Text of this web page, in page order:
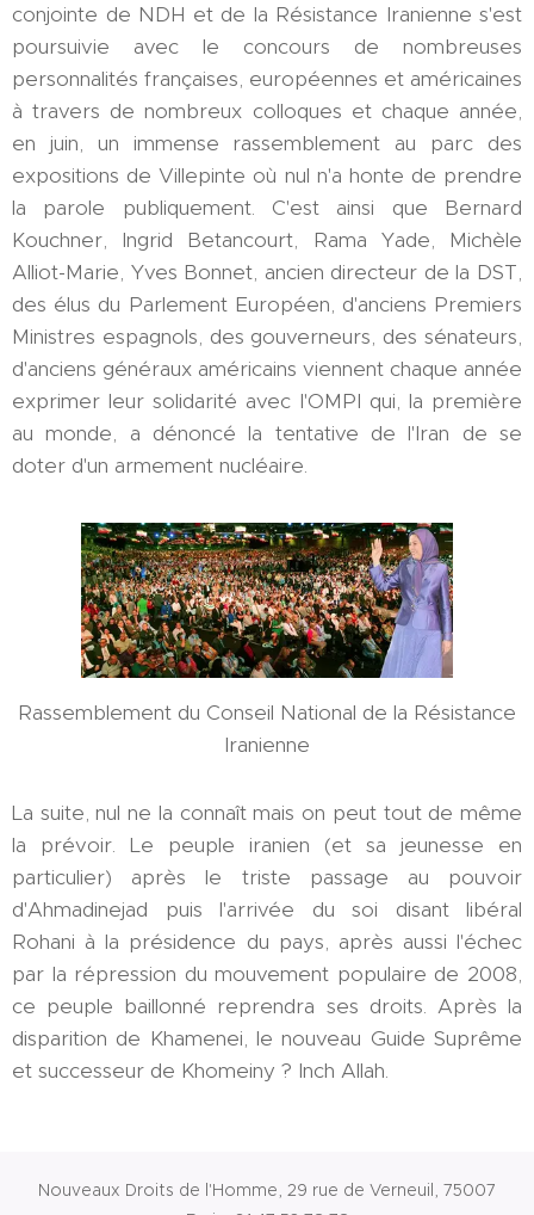
conjointe de NDH et de la Résistance Iranienne s'est
poursuivie avec le concours de nombreuses
personnalités françaises, européennes et américaines
à travers de nombreux colloques et chaque année,
en juin, un immense rassemblement au parc des
expositions de Villepinte où nul n'a honte de prendre
la parole publiquement. C'est ainsi que Bernard
Kouchner, Ingrid Betancourt, Rama Yade, Michèle
Alliot-Marie, Yves Bonnet, ancien directeur de la DST,
des élus du Parlement Européen, d'anciens Premiers
Ministres espagnols, des gouverneurs, des sénateurs,
d'anciens généraux américains viennent chaque année
exprimer leur solidarité avec l'OMPI qui, la première
au monde, a dénoncé la tentative de l'Iran de se
doter d'un armement nucléaire.
Rassemblement du Conseil National de la Résistance
Iranienne
La suite, nul ne la connaît mais on peut tout de même
la prévoir. Le peuple iranien (et sa jeunesse en
particulier) après le triste passage au pouvoir
d'Ahmadinejad puis l'arrivée du soi disant libéral
Rohani à la présidence du pays, après aussi l'échec
par la répression du mouvement populaire de 2008,
ce peuple baillonné reprendra ses droits. Après la
disparition de Khamenei, le nouveau Guide Suprême
et successeur de Khomeiny ? Inch Allah.
Nouveaux Droits de l'Homme, 29 rue de Verneuil, 75007